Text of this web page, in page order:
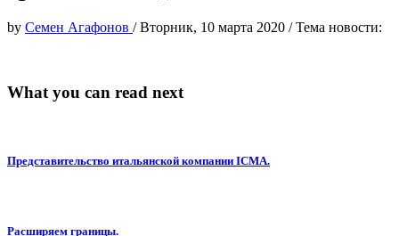
by Семен Агафонов /Вторник, 10 марта 2020 /Тема новости:
What you can read next
Представительство итальянской компании ICMA.
Расширяем границы.